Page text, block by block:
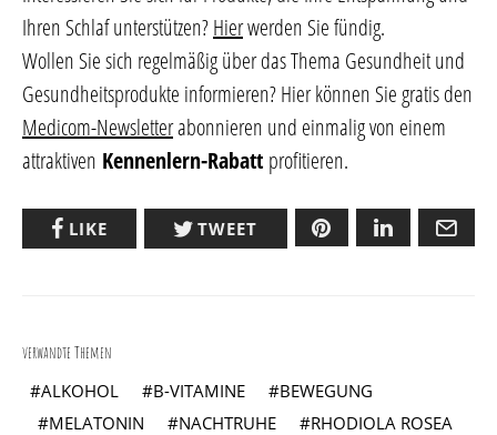
Ihren Schlaf unterstützen?Hierwerden Sie fündig.
Wollen Sie sich regelmäßig über das Thema Gesundheit und
Gesundheitsprodukte informieren? Hier können Sie gratis den
Medicom-Newsletterabonnieren und einmalig von einem
attraktiven Kennenlern-Rabatt profitieren.
LIKE TWEET
verwandte Themen
ALKOHOL B-VITAMINE
BEWEGUNG
MELATONIN
NACHTRUHE
RHODIOLA ROSEA